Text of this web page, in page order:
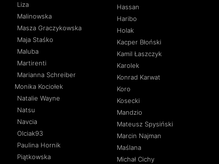
Liza
Malinowska
Masza Graczykowska
Maja Staśko
Maluba
Martirenti
Marianna Schreiber
Monika Kociołek
Natalie Wayne
Natsu
Navcia
Olciak93
Paulina Hornik
Piątkowska
Hassan
Haribo
Holak
Kacper Błoński
Kamil Łaszczyk
Karolek
Konrad Karwat
Koro
Kosecki
Mandzio
Mateusz Spysiński
Marcin Najman
Maślana
Michał Cichy